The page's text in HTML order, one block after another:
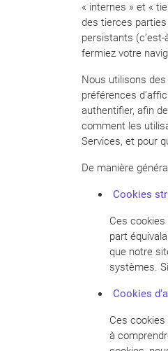
« internes » et «
des tierces
persistants (c’est-
fermiez votre
Nous utilisons
préférences
authentifier, afin
comment les
Services, et pour
De manière
Cookies
Ces
part
que notre
systèmes.
Cookies
Ces
à